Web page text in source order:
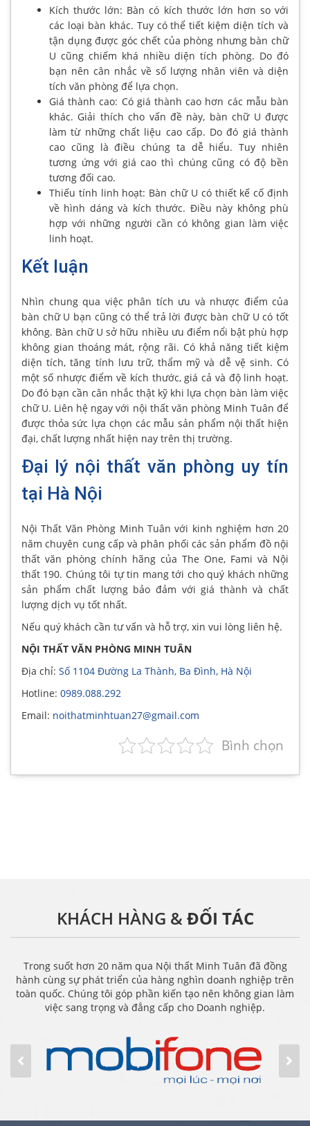
Kích thước lớn: Bàn có kích thước lớn hơn so với
các loại bàn khác. Tuy có thể tiết kiệm diện tích và
tận dụng được góc chết của phòng nhưng bàn chữ
U cũng chiếm khá nhiều diện tích phòng. Do đó
bạn nên cân nhắc về số lượng nhân viên và diện
tích văn phòng để lựa chọn.
Giá thành cao: Có giá thành cao hơn các mẫu bàn
khác. Giải thích cho vấn đề này, bàn chữ U được
làm từ những chất liệu cao cấp. Do đó giá thành
cao cũng là điều chúng ta dễ hiểu. Tuy nhiên
tương ứng với giá cao thì chúng cũng có độ bền
tương đối cao.
Thiếu tính linh hoạt: Bàn chữ U có thiết kế cố định
về hình dáng và kích thước. Điều này không phù
hợp với những người cần có không gian làm việc
linh hoạt.
Kết luận
Nhìn chung qua việc phân tích ưu và nhược điểm của
bàn chữ U bạn cũng có thể trả lời được bàn chữ U có tốt
không. Bàn chữ U sở hữu nhiều ưu điểm nổi bật phù hợp
không gian thoáng mát, rộng rãi. Có khả năng tiết kiệm
diện tích, tăng tính lưu trữ, thẩm mỹ và dễ vệ sinh. Có
một số nhược điểm về kích thước, giá cả và độ linh hoạt.
Do đó bạn cần cân nhắc thật kỹ khi lựa chọn bàn làm việc
chữ U. Liên hệ ngay với nội thất văn phòng Minh Tuân để
được thỏa sức lựa chọn các mẫu sản phẩm nội thất hiện
đại, chất lượng nhất hiện nay trên thị trường.
Đại lý nội thất văn phòng uy tín
tại Hà Nội
Nội Thất Văn Phòng Minh Tuân với kinh nghiệm hơn 20
năm chuyên cung cấp và phân phối các sản phẩm đồ nội
thất văn phòng chính hãng của The One, Fami và Nội
thất 190. Chúng tôi tự tin mang tới cho quý khách những
sản phẩm chất lượng bảo đảm với giá thành và chất
lượng dịch vụ tốt nhất.
Nếu quý khách cần tư vấn và hỗ trợ, xin vui lòng liên hệ.
NỘI THẤT VĂN PHÒNG MINH TUÂN
Địa chỉ: Số 1104 Đường La Thành, Ba Đình, Hà Nội
Hotline: 0989.088.292
Email: noithatminhtuan27@gmail.com
Bình chọn
KHÁCH HÀNG &ĐỐI TÁC
Trong suốt hơn 20 năm qua Nội thất Minh Tuân đã đồng
hành cùng sự phát triển của hàng nghìn doanh nghiệp trên
toàn quốc. Chúng tôi góp phần kiến tạo nên không gian làm
việc sang trọng và đẳng cấp cho Doanh nghiệp.